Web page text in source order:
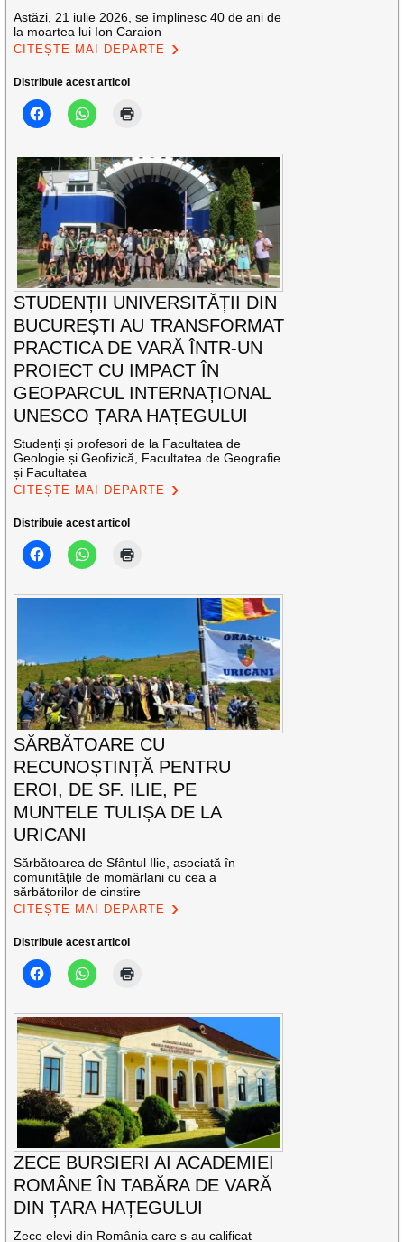
Astăzi, 21 iulie 2026, se împlinesc 40 de ani de
la moartea lui Ion Caraion
CITEȘTE MAI DEPARTE
Distribuie acest articol
STUDENȚII UNIVERSITĂȚII DIN
BUCUREȘTI AU TRANSFORMAT
PRACTICA DE VARĂ ÎNTR-UN
PROIECT CU IMPACT ÎN
GEOPARCUL INTERNAȚIONAL
UNESCO ȚARA HAȚEGULUI
Studenți și profesori de la Facultatea de
Geologie și Geofizică, Facultatea de Geografie
și Facultatea
CITEȘTE MAI DEPARTE
Distribuie acest articol
SĂRBĂTOARE CU
RECUNOȘTINȚĂ PENTRU
EROI, DE SF. ILIE, PE
MUNTELE TULIȘA DE LA
URICANI
Sărbătoarea de Sfântul Ilie, asociată în
comunitățile de momârlani cu cea a
sărbătorilor de cinstire
CITEȘTE MAI DEPARTE
Distribuie acest articol
ZECE BURSIERI AI ACADEMIEI
ROMÂNE ÎN TABĂRA DE VARĂ
DIN ȚARA HAȚEGULUI
Zece elevi din România care s-au calificat